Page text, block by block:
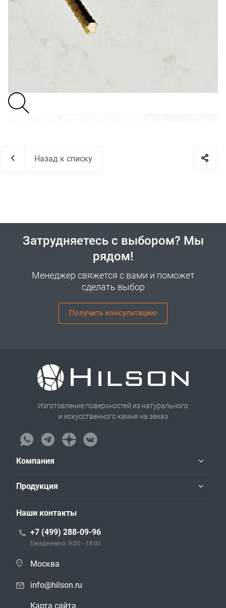
Назад к списку
Затрудняетесь с выбором? Мы
рядом!
Менеджер свяжется с вами и поможет
сделать выбор
Получить консультацию
Изготовление поверхностей из натурального
и искусственного камня на заказ
Компания
Продукция
Наши контакты
+7 (499) 288-09-96
Ежедневно: 9:00 - 18:00
Москва
info@hilson.ru
Карта сайта